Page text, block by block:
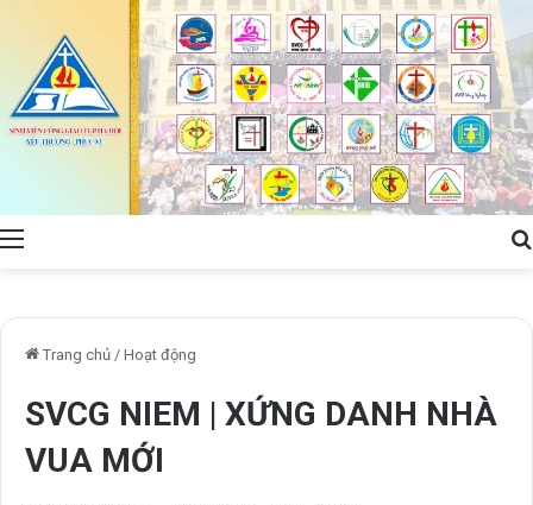
Menu
Trang chủ / Hoạt động
SVCG NIEM | XỨNG DANH NHÀ
VUA MỚI